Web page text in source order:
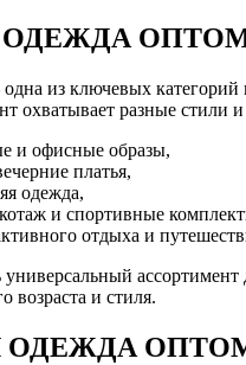
из ключевых категорий
охватывает разные стили и
и офисные образы,
платья,
одежда,
и спортивные
отдыха и
ассортимент
возраста и стиля.